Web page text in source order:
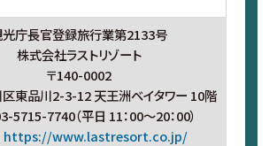
庁長官登録旅行業第2133号
株式会社ラストリゾート
〒140-0002
東品川2-3-12 天王洲ベイタワー 10階
5715-7740（平日 11：00～20：00）
https://www.lastresort.co.jp/